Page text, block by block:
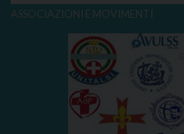
ASSOCIAZIONI E MOVIMENTI